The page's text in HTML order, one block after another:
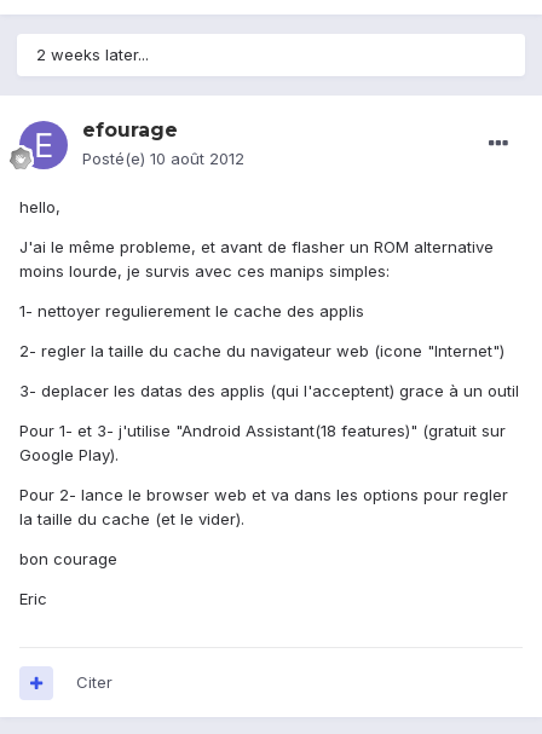
2 weeks later...
efourage
Posté(e) 10 août 2012
hello,
J'ai le même probleme, et avant de flasher un ROM alternative
moins lourde, je survis avec ces manips simples:
1- nettoyer regulierement le cache des applis
2- regler la taille du cache du navigateur web (icone "Internet")
3- deplacer les datas des applis (qui l'acceptent) grace à un outil
Pour 1- et 3- j'utilise "Android Assistant(18 features)" (gratuit sur
Google Play).
Pour 2- lance le browser web et va dans les options pour regler
la taille du cache (et le vider).
bon courage
Eric
Citer